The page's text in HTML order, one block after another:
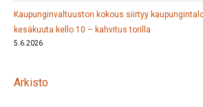
Kaupunginvaltuuston kokous siirtyy
kesäkuuta kello 10 – kahvitus torilla
5.6.2026
Arkisto